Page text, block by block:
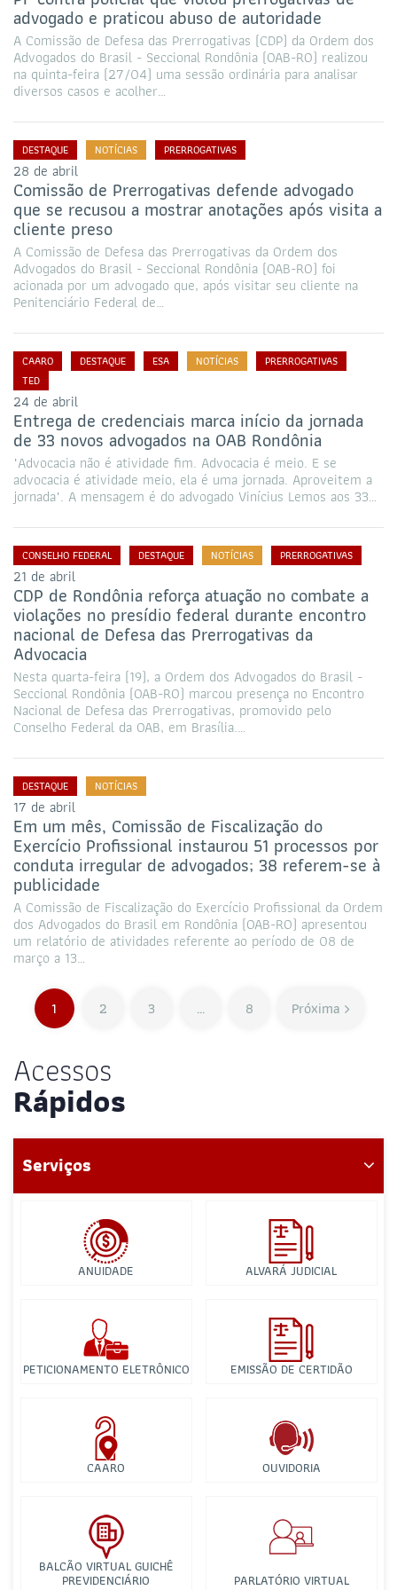
advogado e praticou abuso de autoridade
A Comissão de Defesa das Prerrogativas (CDP) da Ordem dos
Advogados do Brasil - Seccional Rondônia (OAB-RO) realizou
na quinta-feira (27/04) uma sessão ordinária para analisar
diversos casos e acolher…
DESTAQUE NOTÍCIAS PRERROGATIVAS
28 de abril
Comissão de Prerrogativas defende advogado
que se recusou a mostrar anotações após visita a
cliente preso
A Comissão de Defesa das Prerrogativas da Ordem dos
Advogados do Brasil - Seccional Rondônia (OAB-RO) foi
acionada por um advogado que, após visitar seu cliente na
Penitenciário Federal de…
CAARO DESTAQUE ESA NOTÍCIAS
PRERROGATIVAS
TED
24 de abril
Entrega de credenciais marca início da jornada
de 33 novos advogados na OAB Rondônia
"Advocacia não é atividade fim. Advocacia é meio. E se
advocacia é atividade meio, ela é uma jornada. Aproveitem a
jornada". A mensagem é do advogado Vinícius Lemos aos 33…
CONSELHO FEDERAL DESTAQUE NOTÍCIAS PRERROGATIVAS
21 de abril
CDP de Rondônia reforça atuação no combate a
violações no presídio federal durante encontro
nacional de Defesa das Prerrogativas da
Advocacia
Nesta quarta-feira (19), a Ordem dos Advogados do Brasil -
Seccional Rondônia (OAB-RO) marcou presença no Encontro
Nacional de Defesa das Prerrogativas, promovido pelo
Conselho Federal da OAB, em Brasília.…
DESTAQUE NOTÍCIAS
17 de abril
Em um mês, Comissão de Fiscalização do
Exercício Profissional instaurou 51 processos por
conduta irregular de advogados; 38 referem-se à
publicidade
A Comissão de Fiscalização do Exercício Profissional da Ordem
dos Advogados do Brasil em Rondônia (OAB-RO) apresentou
um relatório de atividades referente ao período de 08 de
março a 13…
1 2 3 … 8 Próxima
Acessos
Rápidos
Serviços
ANUIDADE ALVARÁ JUDICIAL
PETICIONAMENTO ELETRÔNICO EMISSÃO DE CERTIDÃO
CAARO OUVIDORIA
BALCÃO VIRTUAL GUICHÊ
PREVIDENCIÁRIO PARLATÓRIO VIRTUAL